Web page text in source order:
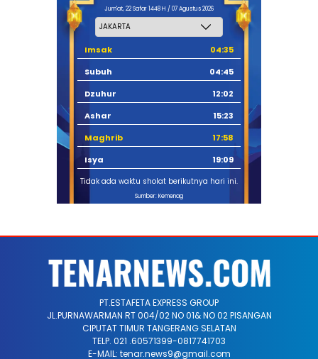
Jum'at, 22 Safar 1448 H / 07 Agustus 2026
Imsak
04:35
Subuh
04:45
Dzuhur
12:02
Ashar
15:23
Maghrib
17:58
Isya
19:09
Tidak ada waktu sholat berikutnya hari ini.
Sumber: Kemenag
PT.ESTAFETA EXPRESS GROUP
JL.PURNAWARMAN RT 004/02 NO 01& NO 02 PISANGAN
CIPUTAT TIMUR TANGERANG SELATAN
TELP. 021 .60571399-0817741703
E-MAIL: tenar.news9@gmail.com